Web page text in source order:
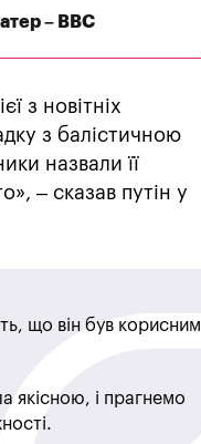
– BBC
з новітніх
з балістичною
назвали її
– сказав путін у
що він був корисним
якісною, і прагнемо